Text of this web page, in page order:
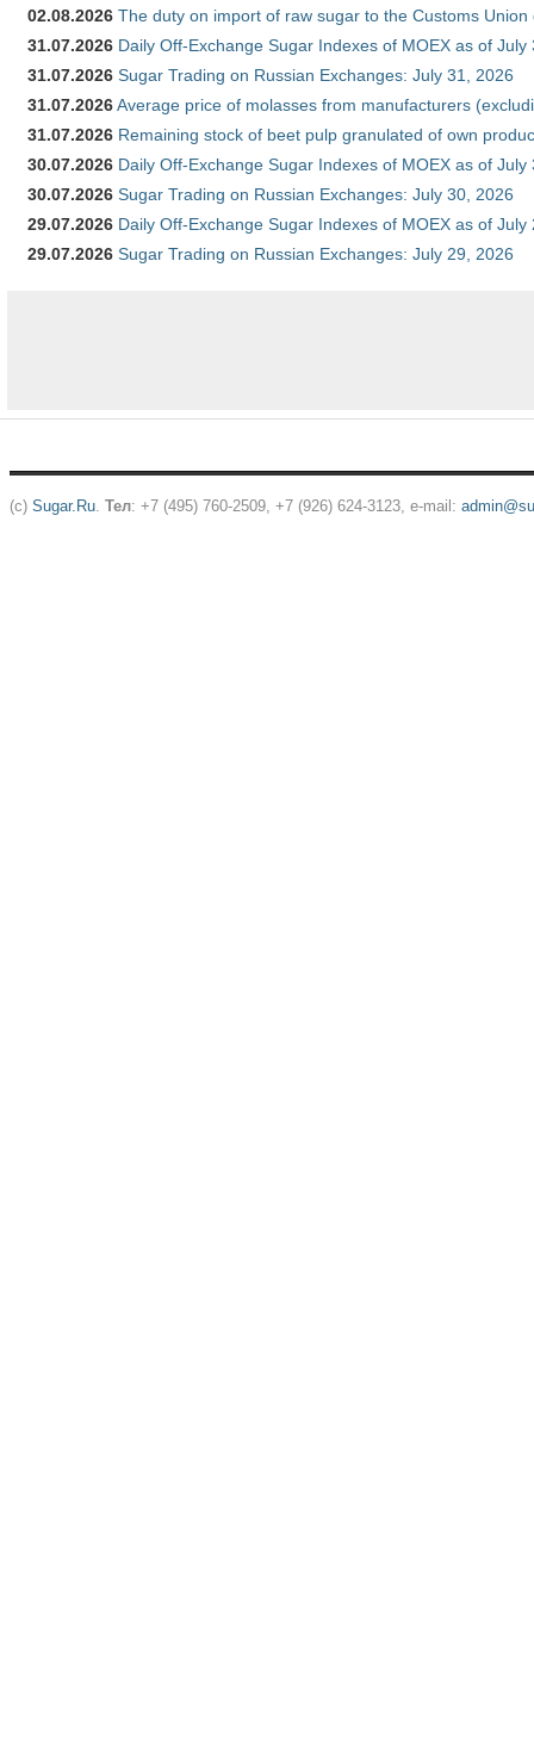
02.08.2026 The duty on import of raw sugar to the Customs
31.07.2026 Daily Off-Exchange Sugar Indexes of MOEX as of July
31.07.2026 Sugar Trading on Russian Exchanges: July 31, 2026
31.07.2026Average price of molasses from manufacturers
31.07.2026 Remaining stock of beet pulp granulated of own
30.07.2026 Daily Off-Exchange Sugar Indexes of MOEX as of July
30.07.2026 Sugar Trading on Russian Exchanges: July 30, 2026
29.07.2026 Daily Off-Exchange Sugar Indexes of MOEX as of July
29.07.2026 Sugar Trading on Russian Exchanges: July 29, 2026
(c) Sugar.Ru. Тел: +7 (495) 760-2509, +7 (926) 624-3123, e-mail: